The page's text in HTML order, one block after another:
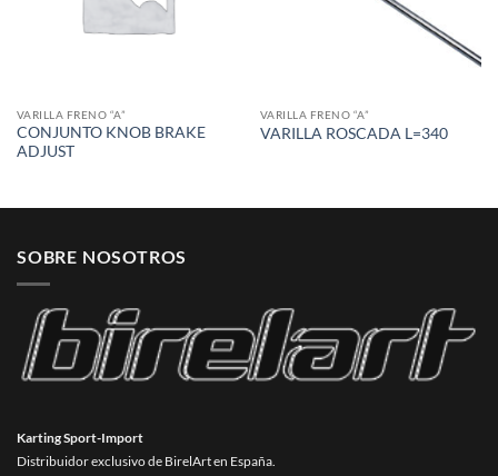
VARILLA FRENO “A”
CONJUNTO KNOB BRAKE
ADJUST
VARILLA FRENO “A”
VARILLA ROSCADA L=340
SOBRE NOSOTROS
Karting Sport-Import
Distribuidor exclusivo de BirelArt en España.